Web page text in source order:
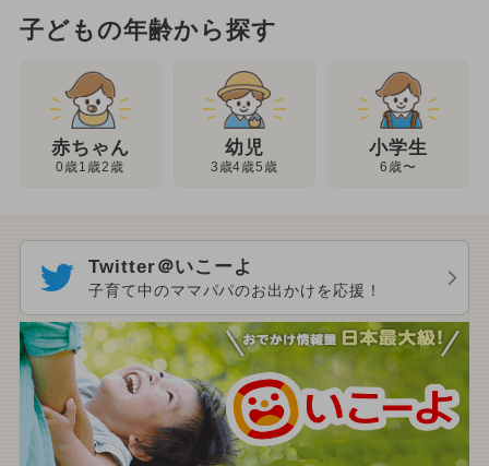
子どもの年齢から探す
赤ちゃん
0歳1歳2歳
幼児
3歳4歳5歳
小学生
6歳〜
Twitter＠いこーよ
子育て中のママパパのお出かけを応援！